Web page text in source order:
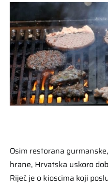
Osim restorana
hrane, Hrvatska uskoro
Riječ je o kioscima koji